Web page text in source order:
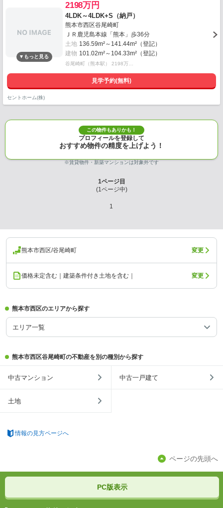
2198万円
4LDK～4LDK+S（納戸）
熊本市西区谷尾崎町
ＪＲ鹿児島本線「熊本」歩36分
土地 136.59m²～141.44m²（登記）
建物 101.02m²～104.33m²（登記）
谷尾崎町（熊本駅） 2198万…
見学予約(無料)
セントホーム(株)
この物件もありかも！
プロフィールを登録して
おすすめ物件の精度を上げよう！
※賃貸物件・新築マンションは対象外です
1ページ目
(1ページ中)
1
熊本市西区/谷尾崎町 変更
価格未定含む｜建築条件付き土地を含む｜ 変更
熊本市西区のエリアから探す
エリア一覧
熊本市西区谷尾崎町の不動産を別の種別から探す
中古マンション 中古一戸建て
土地
情報の見方ページへ
ページの先頭へ
PC版表示